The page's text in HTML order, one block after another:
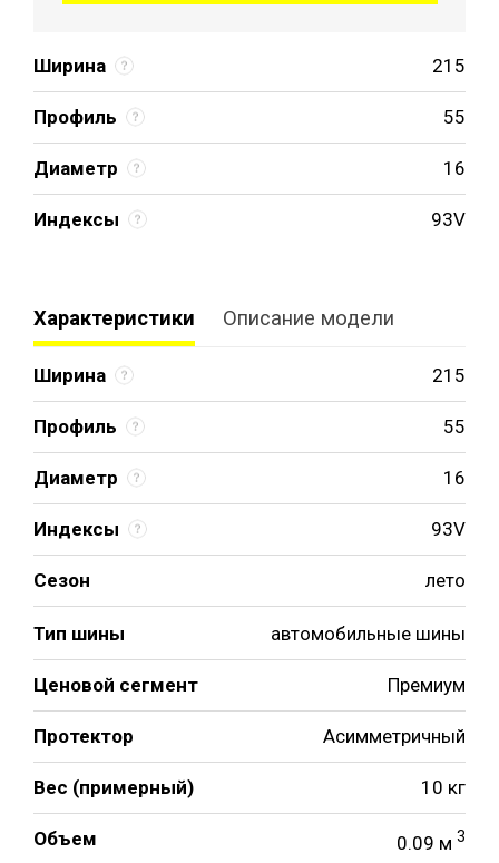
Ширина 215
Профиль 55
Диаметр 16
Индексы 93V
Характеристики Описание модели
Ширина 215
Профиль 55
Диаметр 16
Индексы 93V
Сезон лето
Тип шины автомобильные шины
Ценовой сегмент Премиум
Протектор Асимметричный
Вес (примерный) 10 кг
Объем 0.09 м 3